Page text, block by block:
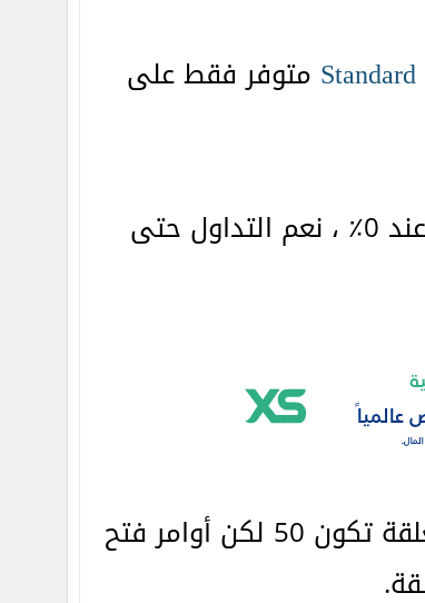
Standard متوفر فقط على
6: طلب تغطية الهامش عند 60٪ لكن الغلق الإجباري للصفقة عند 0٪ ، نعم التداول حتى
7: في هذا الحساب التنفيذ يكون تنفيذ السوق وعدد الأوامر المعلقة تكون 50 لكن أوامر فتح